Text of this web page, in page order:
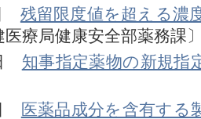
残留限度値を超える濃
医療局健康安全部薬務課
知事指定薬物の新規指
医薬品成分を含有する